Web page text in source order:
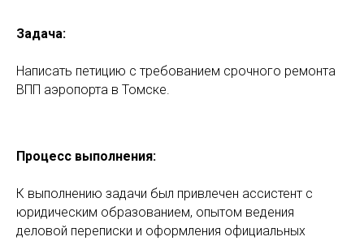
Задача:
Написать петицию с требованием срочного ремонта
ВПП аэропорта в Томске.
Процесс выполнения:
К выполнению задачи был привлечен ассистент с
юридическим образованием, опытом ведения
деловой переписки и оформления официальных